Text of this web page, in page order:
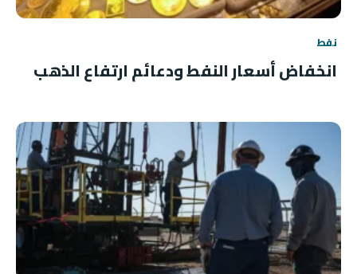
نفط
انخفاض أسعار النفط ودعائم ارتفاع الذهب